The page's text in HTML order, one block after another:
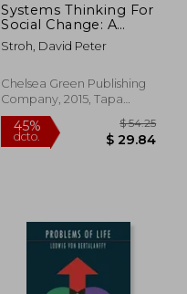
Systems Thinking For
Social Change: A
Practical Guide To
Solving Complex
Unintended
Consequences, And
Results (en Inglés)
Stroh, David Peter
Chelsea Green Publishing
Company, 2015, Tapa
Blanda, Nuevo
45%
dcto.